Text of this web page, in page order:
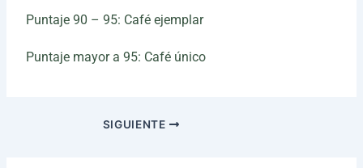
Puntaje 90 – 95: Café ejemplar
Puntaje mayor a 95: Café único
SIGUIENTE